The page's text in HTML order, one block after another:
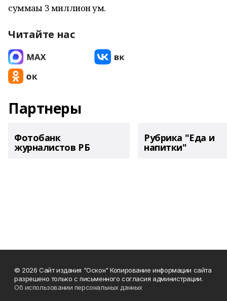
суммаһы 3 миллион һум.
Читайте нас
Партнеры
Фотобанк
журналистов РБ
Рубрика "Еда и
напитки"
© 2026 Сайт издания "Оскон" Копирование информации сайта
разрешено только с письменного согласия администрации.
Об использовании персональных данных